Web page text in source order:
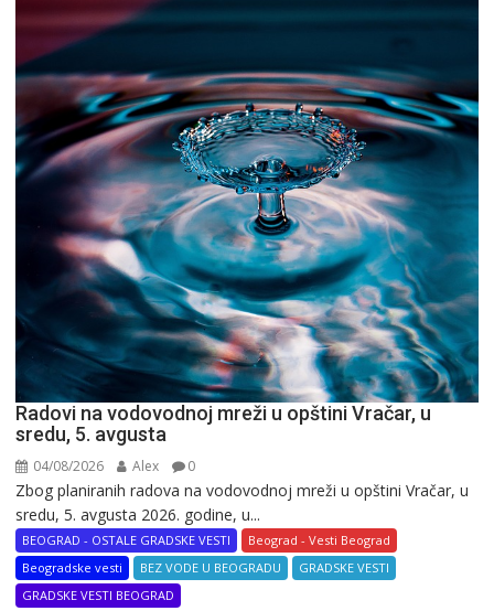
Radovi na vodovodnoj mreži u opštini Vračar, u
sredu, 5. avgusta
04/08/2026 Alex 0
Zbog planiranih radova na vodovodnoj mreži u opštini Vračar, u
sredu, 5. avgusta 2026. godine, u...
BEOGRAD - OSTALE GRADSKE VESTI
Beograd - Vesti Beograd
Beogradske vesti
BEZ VODE U BEOGRADU
GRADSKE VESTI
GRADSKE VESTI BEOGRAD